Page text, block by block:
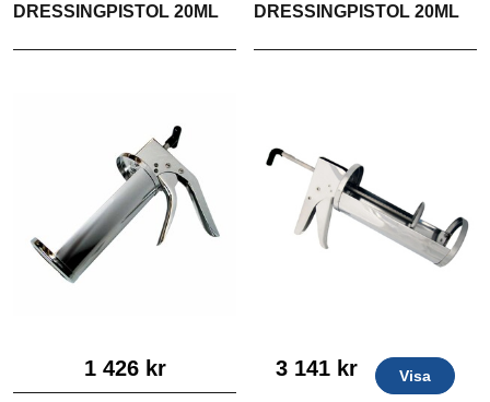
DRESSINGPISTOL 20ML
1 426 kr
DRESSINGPISTOL 20ML
3 141 kr Visa